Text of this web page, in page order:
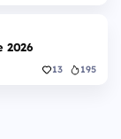
2026
13 195